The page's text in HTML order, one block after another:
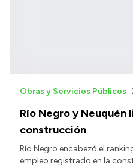
Río Negro y Neuquén
construcción
Obras y Servicios Públicos
Río Negro encabezó el
empleo registrado en la